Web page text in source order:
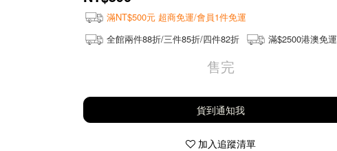
滿NT$500元 超商免運/會員1件免運
全館兩件88折/三件85折/四件82折
滿$2500港澳免運
售完
貨到通知我
加入追蹤清單